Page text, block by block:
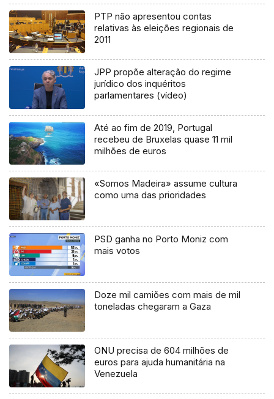
PTP não apresentou contas
relativas às eleições regionais de
2011
JPP propõe alteração do regime
jurídico dos inquéritos
parlamentares (vídeo)
Até ao fim de 2019, Portugal
recebeu de Bruxelas quase 11 mil
milhões de euros
«Somos Madeira» assume cultura
como uma das prioridades
PSD ganha no Porto Moniz com
mais votos
Doze mil camiões com mais de mil
toneladas chegaram a Gaza
ONU precisa de 604 milhões de
euros para ajuda humanitária na
Venezuela